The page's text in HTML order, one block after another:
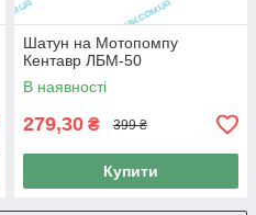
Шатун на Мотопомпу
Кентавр ЛБМ-50
В наявності
279,30 ₴ 399 ₴
Купити